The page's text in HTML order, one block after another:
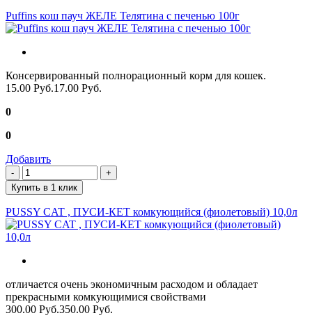
Puffins кош пауч ЖЕЛЕ Телятина с печенью 100г
Консервированный полнорационный корм для кошек.
15.00 Руб.17.00 Руб.
0
0
Добавить
Купить в 1 клик
PUSSY CAT , ПУСИ-КЕТ комкующийся (фиолетовый) 10,0л
отличается очень экономичным расходом и обладает
прекрасными комкующимися свойствами
300.00 Руб.350.00 Руб.